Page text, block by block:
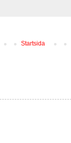
Startsida